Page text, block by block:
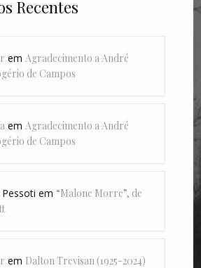
Recentes
em Agradecimento a André
de Campos
em Agradecimento a André
de Campos
Pessoti em “Malone Morre”, de
em Dalton Trevisan (1925-2024)